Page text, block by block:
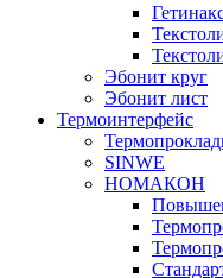
Эбонит круг
Эбонит лист
Термоинтерфейс
SINWE
НОМАКОН